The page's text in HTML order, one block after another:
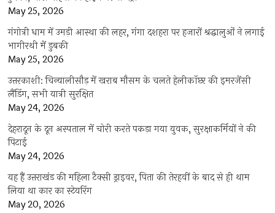
May 25, 2026
गंगोत्री धाम में उमड़ी आस्था की लहर, गंगा दशहरा पर हजारों श्रद्धालुओं ने लगाई
भागीरथी में डुबकी
May 25, 2026
उत्तरकाशी: चिन्यालीसौड़ में खराब मौसम के चलते हेलीकॉप्टर की इमरजेंसी
लैंडिंग, सभी यात्री सुरक्षित
May 24, 2026
देहरादून के दून अस्पताल में चोरी करते पकड़ा गया युवक, सुरक्षाकर्मियों ने की
पिटाई
May 24, 2026
यह हैं उत्तराखंड की महिला टैक्सी ड्राइवर, पिता की तेरहवीं के बाद से ही थाम
लिया था कार का स्टेयरिंग
May 20, 2026